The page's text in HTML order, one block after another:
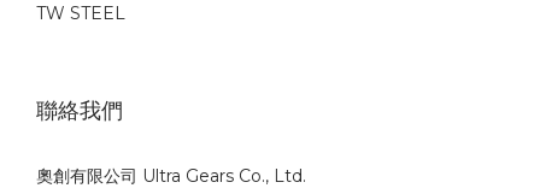
TW STEEL
聯絡我們
奧創有限公司 Ultra Gears Co., Ltd.